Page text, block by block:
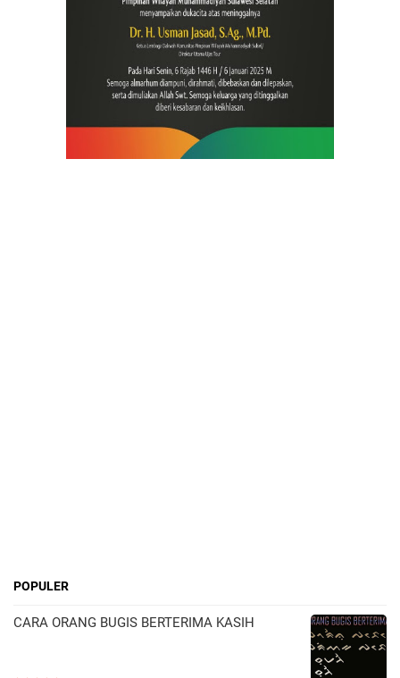
POPULER
CARA ORANG BUGIS BERTERIMA KASIH